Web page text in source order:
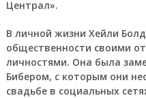
Централ».
В личной жизни Хейли
общественности своими
личностями. Она была
Бибером, с которым они
свадьбе в социальных